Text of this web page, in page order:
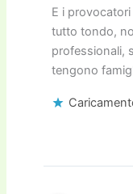
E i
tutto tondo,
professionali,
tengono